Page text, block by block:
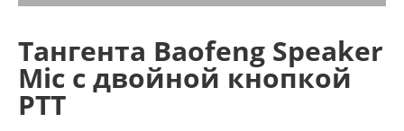
Тангента Baofeng Speaker
Mic с двойной кнопкой
PTT